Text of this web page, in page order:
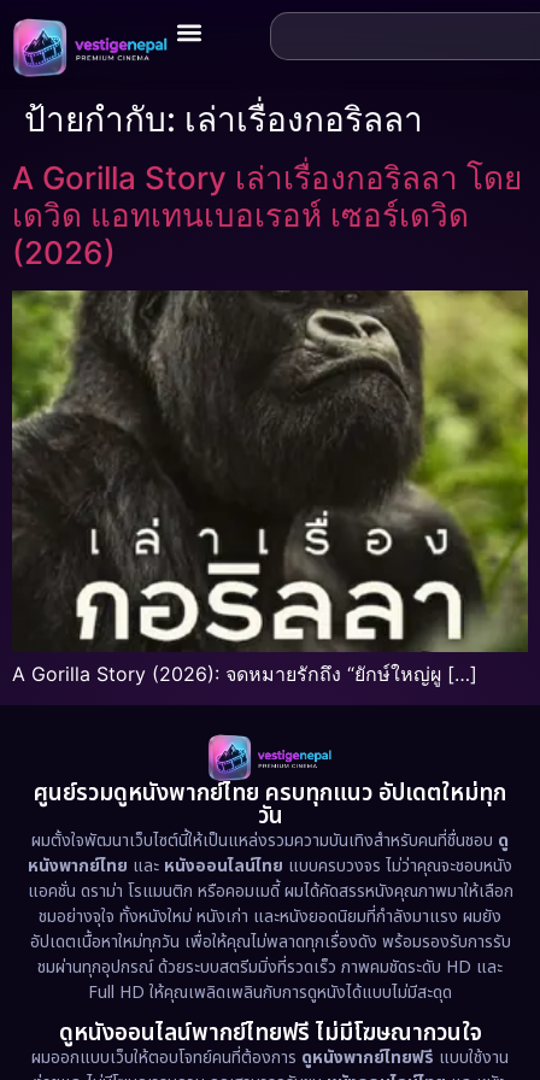
ป้ายกำกับ: เล่าเรื่องกอริลลา
A Gorilla Story เล่าเรื่องกอริลลา โดย
เดวิด แอทเทนเบอเรอห์ เซอร์เดวิด
(2026)
A Gorilla Story (2026): จดหมายรักถึง “ยักษ์ใหญ่ผู […]
ศูนย์รวมดูหนังพากย์ไทย ครบทุกแนว อัปเดตใหม่ทุก
วัน
ผมตั้งใจพัฒนาเว็บไซต์นี้ให้เป็นแหล่งรวมความบันเทิงสำหรับคนที่ชื่นชอบ ดู
หนังพากย์ไทย และ หนังออนไลน์ไทย แบบครบวงจร ไม่ว่าคุณจะชอบหนัง
แอคชั่น ดราม่า โรแมนติก หรือคอมเมดี้ ผมได้คัดสรรหนังคุณภาพมาให้เลือก
ชมอย่างจุใจ ทั้งหนังใหม่ หนังเก่า และหนังยอดนิยมที่กำลังมาแรง ผมยัง
อัปเดตเนื้อหาใหม่ทุกวัน เพื่อให้คุณไม่พลาดทุกเรื่องดัง พร้อมรองรับการรับ
ชมผ่านทุกอุปกรณ์ ด้วยระบบสตรีมมิ่งที่รวดเร็ว ภาพคมชัดระดับ HD และ
Full HD ให้คุณเพลิดเพลินกับการดูหนังได้แบบไม่มีสะดุด
ดูหนังออนไลน์พากย์ไทยฟรี ไม่มีโฆษณากวนใจ
ผมออกแบบเว็บให้ตอบโจทย์คนที่ต้องการ ดูหนังพากย์ไทยฟรี แบบใช้งาน